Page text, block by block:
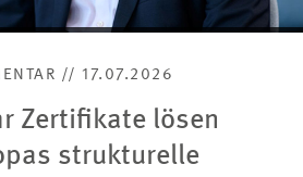
// 17.07.2026
Zertifikate lösen
strukturelle